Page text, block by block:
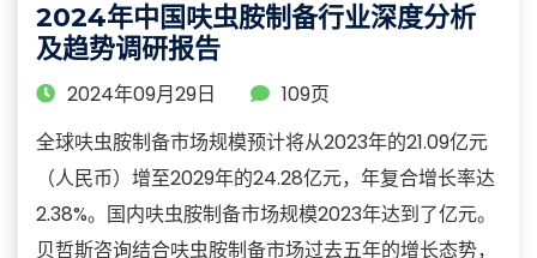
2024年中国呋虫胺制备行业深度分析
及趋势调研报告
2024年09月29日
109页
全球呋虫胺制备市场规模预计将从2023年的21.09亿元
（人民币）增至2029年的24.28亿元，年复合增长率达
2.38%。国内呋虫胺制备市场规模2023年达到了亿元。
贝哲斯咨询结合呋虫胺制备市场过去五年的增长态势，